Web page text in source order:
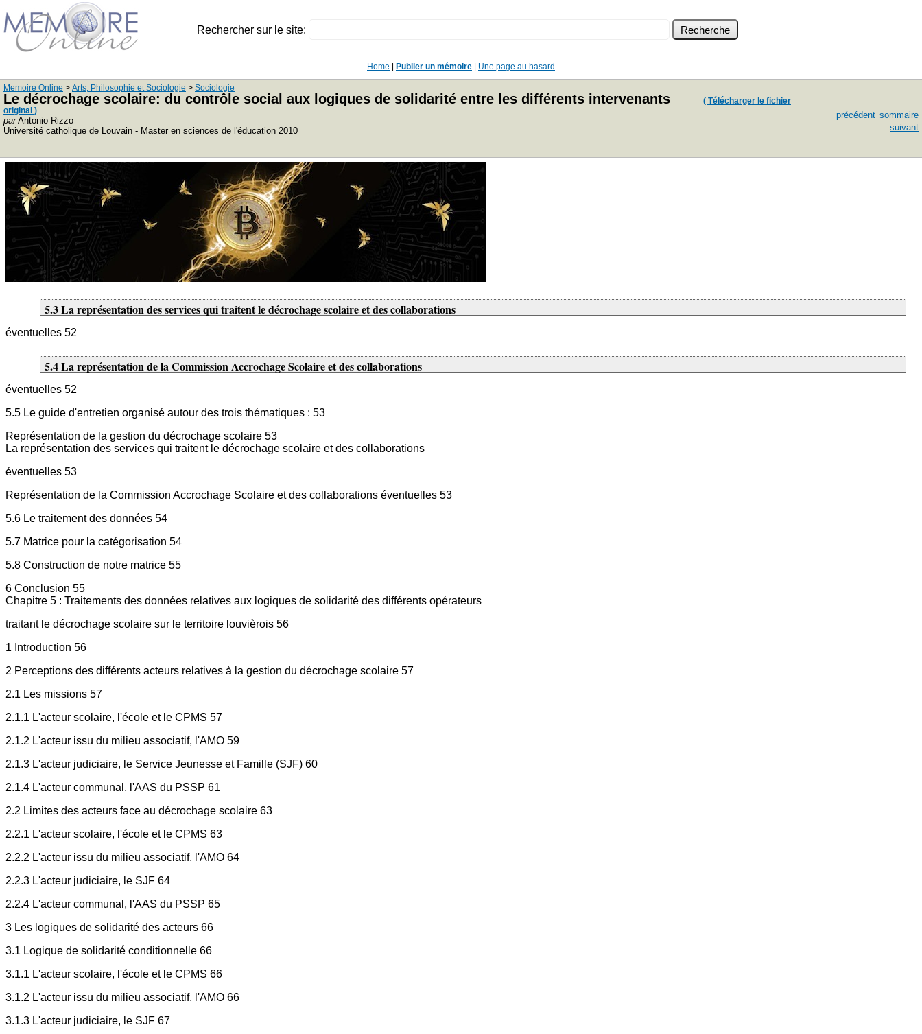
Rechercher sur le site:
Home Publier un mémoire Une page au hasard
Memoire Online > Arts, Philosophie et Sociologie > Sociologie
Le décrochage scolaire: du contrôle social aux logiques de solidarité entre les différents intervenants
( Télécharger le fichier
original )
parAntonio Rizzo
Université catholique de Louvain - Master en sciences de l'éducation 2010
précédent sommaire
suivant
5.3 La représentation des services qui traitent le décrochage scolaire et des collaborations
éventuelles 52
5.4 La représentation de la Commission Accrochage Scolaire et des collaborations
éventuelles 52
5.5 Le guide d'entretien organisé autour des trois thématiques : 53
Représentation de la gestion du décrochage scolaire 53
La représentation des services qui traitent le décrochage scolaire et des collaborations
éventuelles 53
Représentation de la Commission Accrochage Scolaire et des collaborations éventuelles 53
5.6 Le traitement des données 54
5.7 Matrice pour la catégorisation 54
5.8 Construction de notre matrice 55
6 Conclusion 55
Chapitre 5 : Traitements des données relatives aux logiques de solidarité des différents opérateurs
traitant le décrochage scolaire sur le territoire louvièrois 56
1 Introduction 56
2 Perceptions des différents acteurs relatives à la gestion du décrochage scolaire 57
2.1 Les missions 57
2.1.1 L'acteur scolaire, l'école et le CPMS 57
2.1.2 L'acteur issu du milieu associatif, l'AMO 59
2.1.3 L'acteur judiciaire, le Service Jeunesse et Famille (SJF) 60
2.1.4 L'acteur communal, l'AAS du PSSP 61
2.2 Limites des acteurs face au décrochage scolaire 63
2.2.1 L'acteur scolaire, l'école et le CPMS 63
2.2.2 L'acteur issu du milieu associatif, l'AMO 64
2.2.3 L'acteur judiciaire, le SJF 64
2.2.4 L'acteur communal, l'AAS du PSSP 65
3 Les logiques de solidarité des acteurs 66
3.1 Logique de solidarité conditionnelle 66
3.1.1 L'acteur scolaire, l'école et le CPMS 66
3.1.2 L'acteur issu du milieu associatif, l'AMO 66
3.1.3 L'acteur judiciaire, le SJF 67